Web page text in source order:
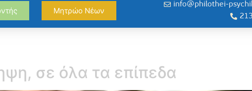
Μητρώο Νέων
info@philothei-
σε όλα τα επίπεδα